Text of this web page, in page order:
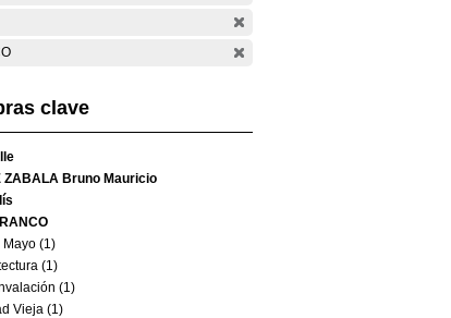
clave
ZABALA Bruno Mauricio
Mayo (1)
(1)
(1)
Vieja (1)